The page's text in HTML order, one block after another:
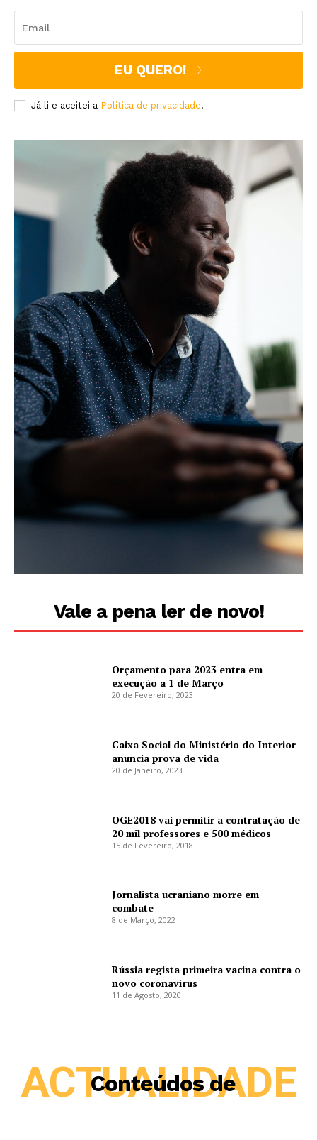
EU QUERO!
Já li e aceitei a Política de privacidade.
Vale a pena ler de novo!
Orçamento para 2023 entra em
execução a 1 de Março
20 de Fevereiro, 2023
Caixa Social do Ministério do Interior
anuncia prova de vida
20 de Janeiro, 2023
OGE2018 vai permitir a contratação de
20 mil professores e 500 médicos
15 de Fevereiro, 2018
Jornalista ucraniano morre em
combate
8 de Março, 2022
Rússia regista primeira vacina contra o
novo coronavírus
11 de Agosto, 2020
Conteúdos de
ACTUALIDADE